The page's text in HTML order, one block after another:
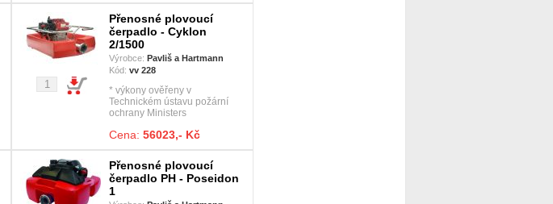
Přenosné plovoucí
čerpadlo - Cyklon
2/1500
Výrobce: Pavliš a Hartmann
Kód: vv 228
* výkony ověřeny v
Technickém ústavu požární
ochrany Ministers
Cena: 56023,- Kč
Přenosné plovoucí
čerpadlo PH - Poseidon
1